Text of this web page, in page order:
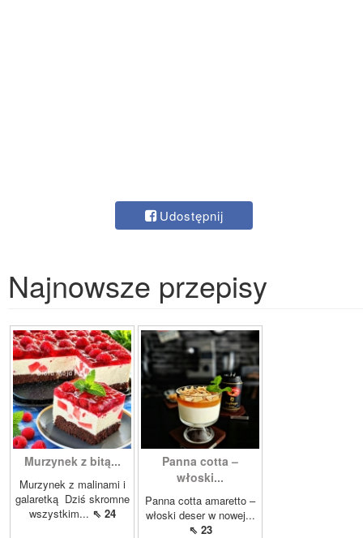
Udostępnij
Najnowsze przepisy
Murzynek z bitą...
Murzynek z malinami i
galaretką Dziś skromne
wszystkim... ⇖ 24
Panna cotta –
włoski...
Panna cotta amaretto –
włoski deser w nowej...
⇖ 23